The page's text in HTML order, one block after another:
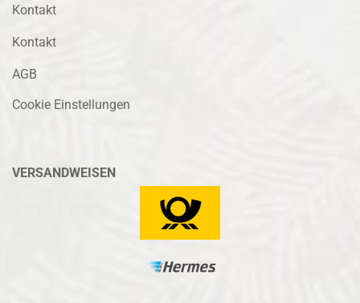
Kontakt
Kontakt
AGB
Cookie Einstellungen
VERSANDWEISEN